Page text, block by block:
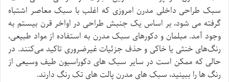
سبک طراحی داخلی مدرن امروزی که اغلب با سبک معاصر اشتباه
گرفته می شود، بر اساس یک جنبش طراحی در اواخر قرن بیستم به
وجود آمد. مبلمان و دکورهای سبک مدرن به استفاده از مواد طبیعی،
رنگ‌های خنثی یا خاکی و حذف جزئیات غیرضروری تاکید می‌کنند. در
حالی که ممکن است در سایر سبک های دکوراسیون طیف وسیعی از
رنگ ها را ببینید، سبک های مدرن پالت های تک رنگ دارند.